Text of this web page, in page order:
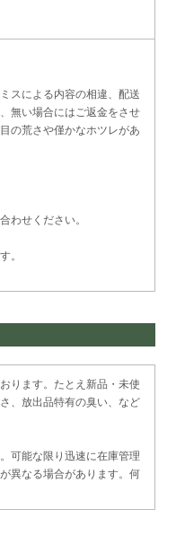
スによる内容の相違、配送
無い場合にはご返金をさせ
の荒さや僅かなホツレがあ
わせください。
。
ります。たとえ新品・未使
、放出品特有の臭い、など
可能な限り迅速に在庫管理
異なる場合があります。何